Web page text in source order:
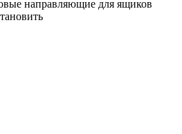
направляющие для ящиков